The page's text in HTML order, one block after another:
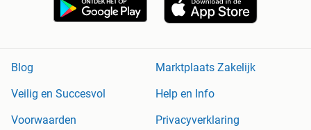
Blog
Marktplaats Zakelijk
Veilig en Succesvol
Help en Info
Voorwaarden
Privacyverklaring